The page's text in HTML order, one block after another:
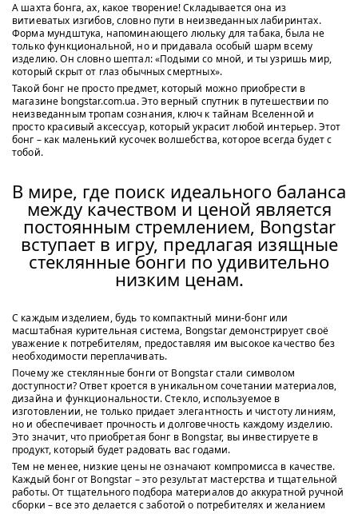
А шахта бонга, ах, какое творение! Складывается она из
витиеватых изгибов, словно пути в неизведанных лабиринтах.
Форма мундштука, напоминающего люльку для табака, была не
только функциональной, но и придавала особый шарм всему
изделию. Он словно шептал: «Подыми со мной, и ты узришь мир,
который скрыт от глаз обычных смертных».
Такой бонг не просто предмет, который можно приобрести в
магазине bongstar.com.ua. Это верный спутник в путешествии по
неизведанным тропам сознания, ключ к тайнам Вселенной и
просто красивый аксессуар, который украсит любой интерьер. Этот
бонг – как маленький кусочек волшебства, которое всегда будет с
тобой.
В мире, где поиск идеального баланса
между качеством и ценой является
постоянным стремлением, Bongstar
вступает в игру, предлагая изящные
стеклянные бонги по удивительно
низким ценам.
С каждым изделием, будь то компактный мини-бонг или
масштабная курительная система, Bongstar демонстрирует своё
уважение к потребителям, предоставляя им высокое качество без
необходимости переплачивать.
Почему же стеклянные бонги от Bongstar стали символом
доступности? Ответ кроется в уникальном сочетании материалов,
дизайна и функциональности. Стекло, используемое в
изготовлении, не только придает элегантность и чистоту линиям,
но и обеспечивает прочность и долговечность каждому изделию.
Это значит, что приобретая бонг в Bongstar, вы инвестируете в
продукт, который будет радовать вас годами.
Тем не менее, низкие цены не означают компромисса в качестве.
Каждый бонг от Bongstar – это результат мастерства и тщательной
работы. От тщательного подбора материалов до аккуратной ручной
сборки – все это делается с заботой о потребителях и желанием